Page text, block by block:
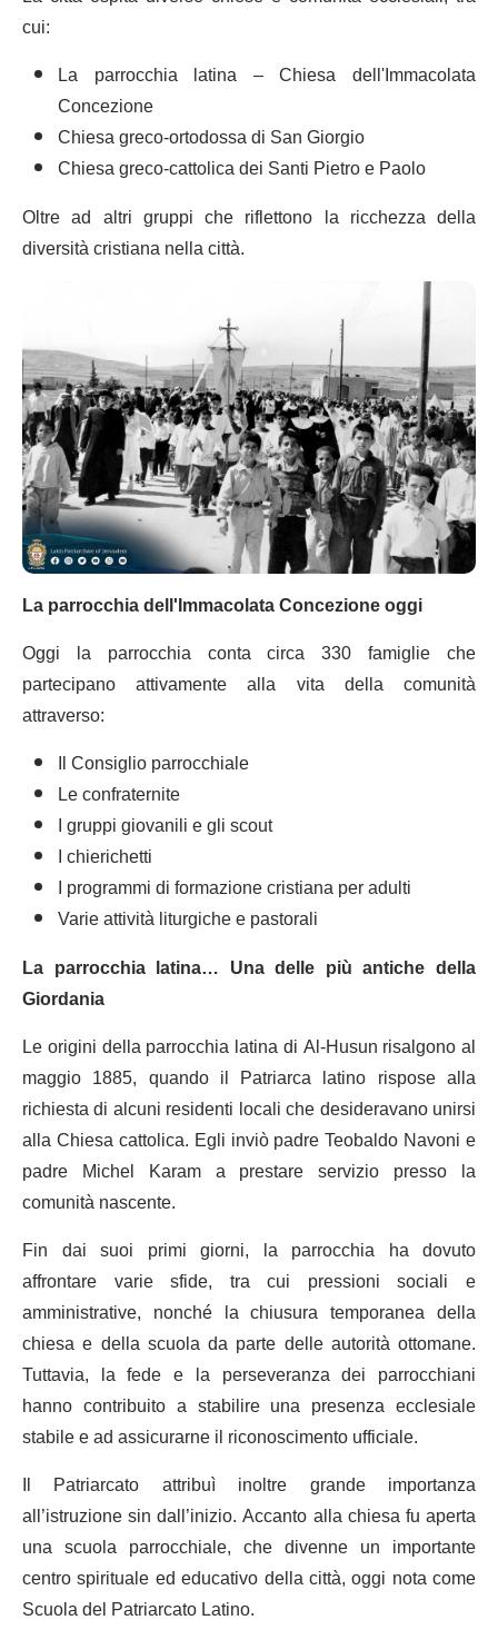
cui:
La parrocchia latina – Chiesa dell'Immacolata
Concezione
Chiesa greco-ortodossa di San Giorgio
Chiesa greco-cattolica dei Santi Pietro e Paolo
Oltre ad altri gruppi che riflettono la ricchezza della
diversità cristiana nella città.
La parrocchia dell'Immacolata Concezione oggi
Oggi la parrocchia conta circa 330 famiglie che
partecipano attivamente alla vita della comunità
attraverso:
Il Consiglio parrocchiale
Le confraternite
I gruppi giovanili e gli scout
I chierichetti
I programmi di formazione cristiana per adulti
Varie attività liturgiche e pastorali
La parrocchia latina… Una delle più antiche della
Giordania
Le origini della parrocchia latina di Al-Husun risalgono al
maggio 1885, quando il Patriarca latino rispose alla
richiesta di alcuni residenti locali che desideravano unirsi
alla Chiesa cattolica. Egli inviò padre Teobaldo Navoni e
padre Michel Karam a prestare servizio presso la
comunità nascente.
Fin dai suoi primi giorni, la parrocchia ha dovuto
affrontare varie sfide, tra cui pressioni sociali e
amministrative, nonché la chiusura temporanea della
chiesa e della scuola da parte delle autorità ottomane.
Tuttavia, la fede e la perseveranza dei parrocchiani
hanno contribuito a stabilire una presenza ecclesiale
stabile e ad assicurarne il riconoscimento ufficiale.
Il Patriarcato attribuì inoltre grande importanza
all’istruzione sin dall’inizio. Accanto alla chiesa fu aperta
una scuola parrocchiale, che divenne un importante
centro spirituale ed educativo della città, oggi nota come
Scuola del Patriarcato Latino.